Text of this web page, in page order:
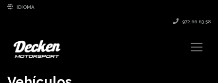
IDIOMA
972.66.63.58